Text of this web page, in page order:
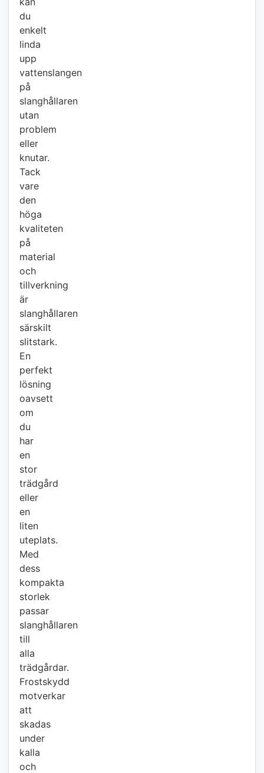
du
enkelt
linda
upp
vattenslangen
på
slanghållaren
utan
problem
eller
knutar.
Tack
vare
den
höga
kvaliteten
på
material
och
tillverkning
är
slanghållaren
särskilt
slitstark.
En
perfekt
lösning
oavsett
om
du
har
en
stor
trädgård
eller
en
liten
uteplats.
Med
dess
kompakta
storlek
passar
slanghållaren
till
alla
trädgårdar.
Frostskydd
motverkar
att
skadas
under
kalla
och